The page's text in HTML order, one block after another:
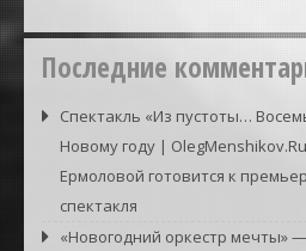
Последние
Спектакль «Из пустоты…
Новому году | OlegMenshikov.Ru
Ермоловой готовится к
спектакля
«Новогодний оркестр мечты»